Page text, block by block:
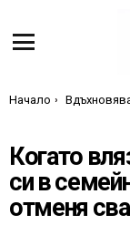
Ти си тук:
Начало Вдъхновяващи
Когато
си в
отменя